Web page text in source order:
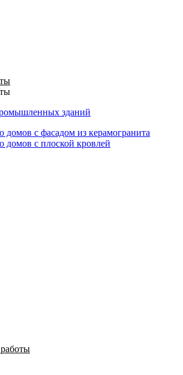
зданий
домов с фасадом из керамогранита
домов с плоской кровлей